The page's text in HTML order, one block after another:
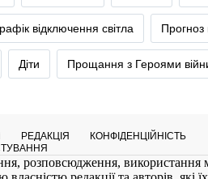
відключення світла Прогноз
Діти Прощання з Героями
РЕДАКЦІЯ
КОНФІДЕНЦІЙНІСТЬ
розповсюдження, використання